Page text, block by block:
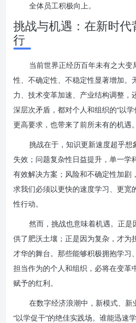
全体员工积极向上。
挑战与机遇：在新时代
行
当前世界正经历百年未有之大变
性、不确定性、不稳定性显著增加。
力、技术变革加速、产业结构调整，
深层次矛盾，都对个人和组织的“以
更高要求，也带来了前所未有的机遇。
挑战在于，知识更新速度超乎想
失效；问题复杂性日益提升，单一学
有效解决方案；风险和不确定性加剧
求我们必须以更快的速度学习、更宽
性行动。
然而，挑战也意味着机遇。正是
供了肥沃土壤；正是因为复杂，才为
才华的舞台。那些能够积极拥抱学习
担当作为的个人和组织，必将在变革
赋予的红利。
在数字经济浪潮中，新模式、新
“以学促干”的绝佳实践场。谁能迅速